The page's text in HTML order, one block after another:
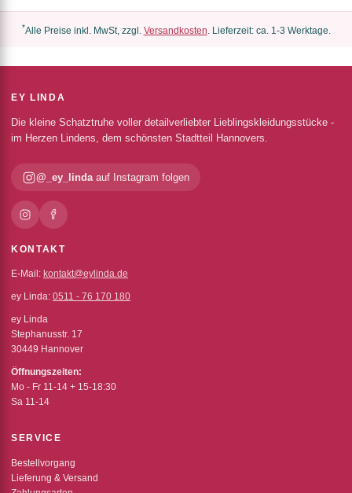
*Alle Preise inkl. MwSt, zzgl. Versandkosten. Lieferzeit: ca. 1-3 Werktage.
EY LINDA
Die kleine Schatztruhe voller detailverliebter Lieblingskleidungsstücke -
im Herzen Lindens, dem schönsten Stadtteil Hannovers.
@_ey_lindaauf Instagram folgen
KONTAKT
E-Mail: kontakt@eylinda.de
ey Linda: 0511 - 76 170 180
ey Linda
Stephanusstr. 17
30449 Hannover
Öffnungszeiten:
Mo - Fr 11-14 + 15-18:30
Sa 11-14
SERVICE
Bestellvorgang
Lieferung & Versand